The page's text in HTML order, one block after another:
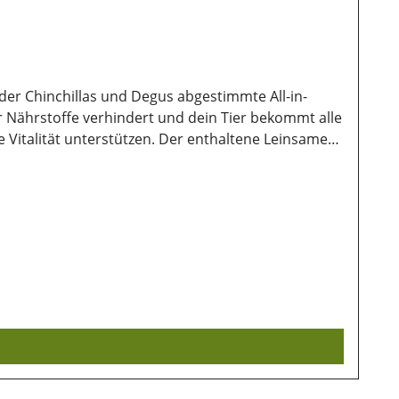
Chinchillas und Degus abgestimmte All-in-
verhindert und dein Tier bekommt alle
Vitalität unterstützen. Der enthaltene Leinsamen
wird der Zahnabrieb auf natürliche weise
0,8%; Phosphor 0,55%Lagerung:Damit
Ebenso sollten sie vor direkter